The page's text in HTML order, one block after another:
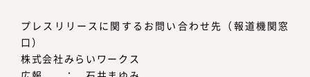
プレスリリースに関するお問い合わせ先（報道機関窓
口）
株式会社みらいワークス